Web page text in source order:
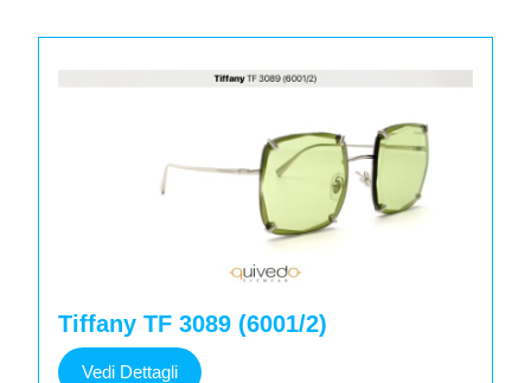
Tiffany TF 3089 (6001/2)
Vedi DettagliVedi